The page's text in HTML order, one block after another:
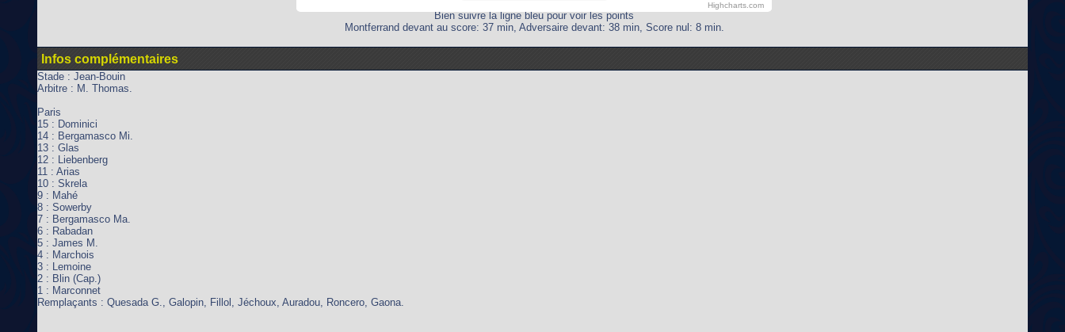
Highcharts.com
Bien suivre la ligne bleu pour voir les points
Montferrand devant au score: 37 min, Adversaire devant: 38 min, Score nul: 8 min.
Infos complémentaires
Stade : Jean-Bouin
Arbitre : M. Thomas.
Paris
15 : Dominici
14 : Bergamasco Mi.
13 : Glas
12 : Liebenberg
11 : Arias
10 : Skrela
9 : Mahé
8 : Sowerby
7 : Bergamasco Ma.
6 : Rabadan
5 : James M.
4 : Marchois
3 : Lemoine
2 : Blin (Cap.)
1 : Marconnet
Remplaçants : Quesada G., Galopin, Fillol, Jéchoux, Auradou, Roncero, Gaona.